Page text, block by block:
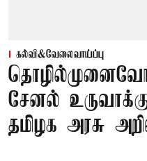
கல்வி&வேலைவாய்ப்பு
சேனல்
தமிழக அரசு